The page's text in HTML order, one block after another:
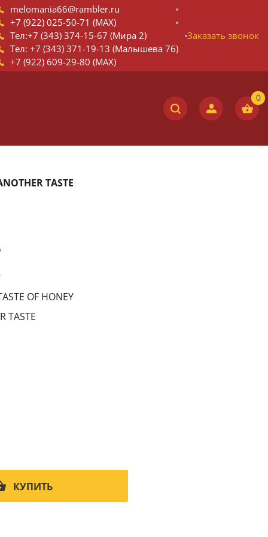
melomania66@rambler.ru
+7 (922) 025-50-71 (MAX)
Тел:+7 (343) 374-15-67 (Мира 2)
Тел: +7 (343) 371-19-13 (Малышева 76)
+7 (922) 609-29-80 (MAX)
Заказать звонок
TASTE
OF HONEY
TASTE
КУПИТЬ